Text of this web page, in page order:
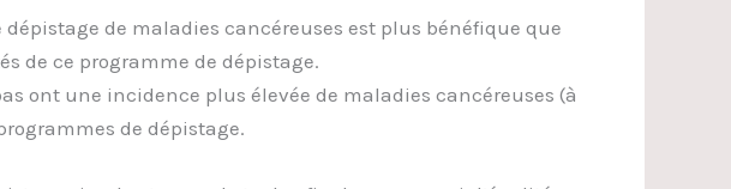
de maladies cancéreuses est plus bénéfique que
de ce programme de dépistage.
ont une incidence plus élevée de maladies cancéreuses (à
de dépistage.